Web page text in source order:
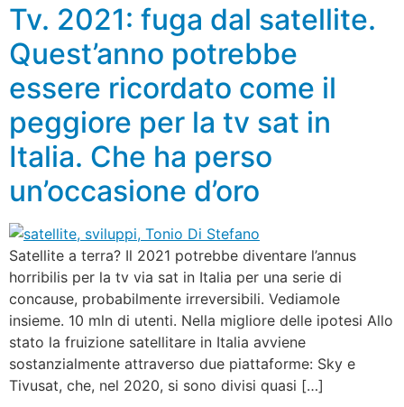
Tv. 2021: fuga dal satellite.
Quest’anno potrebbe
essere ricordato come il
peggiore per la tv sat in
Italia. Che ha perso
un’occasione d’oro
Satellite a terra? Il 2021 potrebbe diventare l’annus
horribilis per la tv via sat in Italia per una serie di
concause, probabilmente irreversibili. Vediamole
insieme. 10 mln di utenti. Nella migliore delle ipotesi Allo
stato la fruizione satellitare in Italia avviene
sostanzialmente attraverso due piattaforme: Sky e
Tivusat, che, nel 2020, si sono divisi quasi […]